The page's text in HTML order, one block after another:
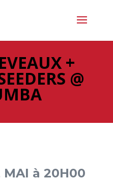
+
@
MAI à 20H00